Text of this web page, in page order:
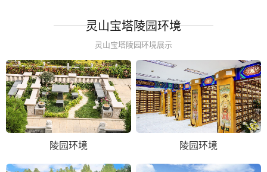
灵山宝塔陵园环境
灵山宝塔陵园环境展示
陵园环境 陵园环境